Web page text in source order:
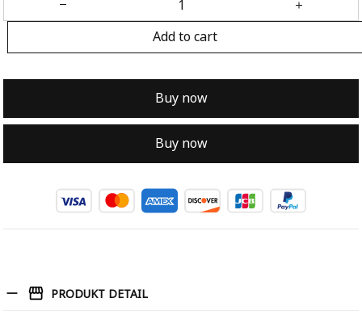
Add to cart
Buy now
Buy now
PRODUKT DETAIL